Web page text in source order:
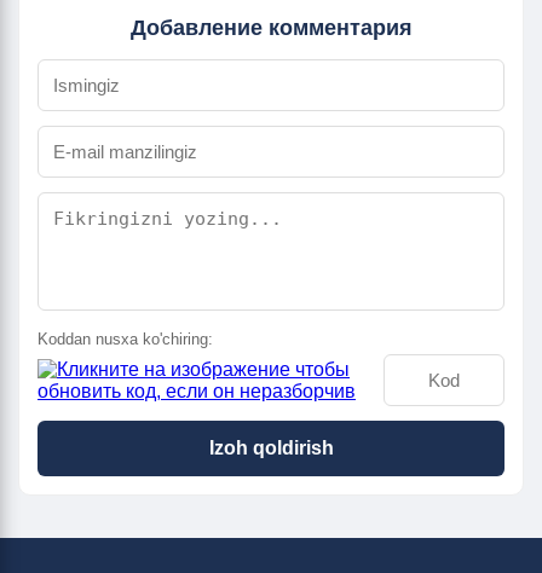
Добавление комментария
Koddan nusxa ko'chiring:
Izoh qoldirish